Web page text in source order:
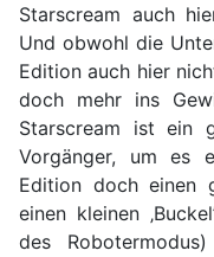
Starscream auch
Und obwohl die
Edition auch hier
doch mehr ins
Starscream ist ein
Vorgänger, um es
Edition doch einen
einen kleinen
des